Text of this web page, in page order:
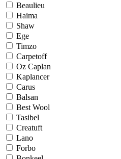
Beaulieu
Haima
Shaw
Ege
Timzo
Carpetoff
Oz Caplan
Kaplancer
Carus
Balsan
Best Wool
Tasibel
Creatuft
Lano
Forbo